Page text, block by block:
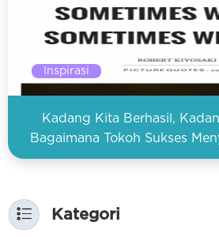
Inspirasi
Kadang Kita Berhasil,
Bagaimana Tokoh Sukses
Kategori